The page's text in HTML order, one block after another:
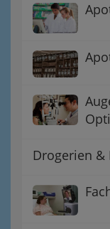
Drogerien &